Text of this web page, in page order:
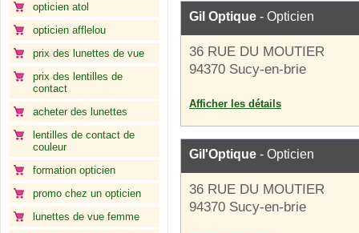
opticien atol
opticien afflelou
prix des lunettes de vue
prix des lentilles de
contact
acheter des lunettes
lentilles de contact de
couleur
formation opticien
promo chez un opticien
lunettes de vue femme
Gil Optique - Opticien
36 RUE DU MOUTIER
94370 Sucy-en-brie
Afficher les détails
Gil'Optique - Opticien
36 RUE DU MOUTIER
94370 Sucy-en-brie